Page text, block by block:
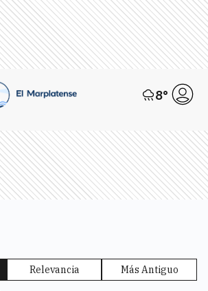
8°
Relevancia Más Antiguo